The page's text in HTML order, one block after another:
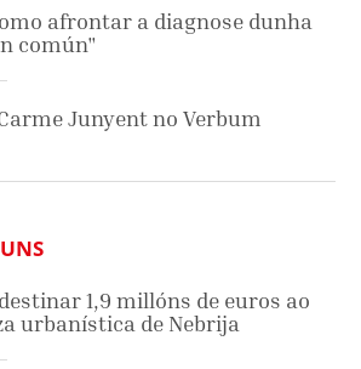
afrontar a diagnose dunha
común"
Junyent no Verbum
1,9 millóns de euros ao
urbanística de Nebrija